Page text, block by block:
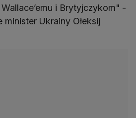
i Brytyjczykom" -
minister Ukrainy Ołeksij